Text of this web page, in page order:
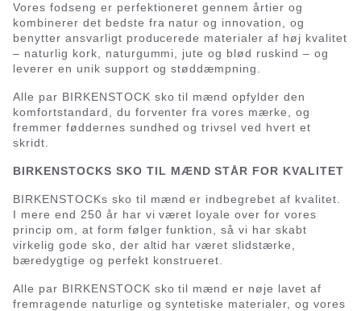
Vores fodseng er perfektioneret gennem årtier og
kombinerer det bedste fra natur og innovation, og
benytter ansvarligt producerede materialer af høj kvalitet
– naturlig kork, naturgummi, jute og blød ruskind – og
leverer en unik support og støddæmpning.
Alle par BIRKENSTOCK sko til mænd opfylder den
komfortstandard, du forventer fra vores mærke, og
fremmer føddernes sundhed og trivsel ved hvert et
skridt.
BIRKENSTOCKS SKO TIL MÆND STÅR FOR KVALITET
BIRKENSTOCKs sko til mænd er indbegrebet af kvalitet.
I mere end 250 år har vi været loyale over for vores
princip om, at form følger funktion, så vi har skabt
virkelig gode sko, der altid har været slidstærke,
bæredygtige og perfekt konstrueret.
Alle par BIRKENSTOCK sko til mænd er nøje lavet af
fremragende naturlige og syntetiske materialer, og vores